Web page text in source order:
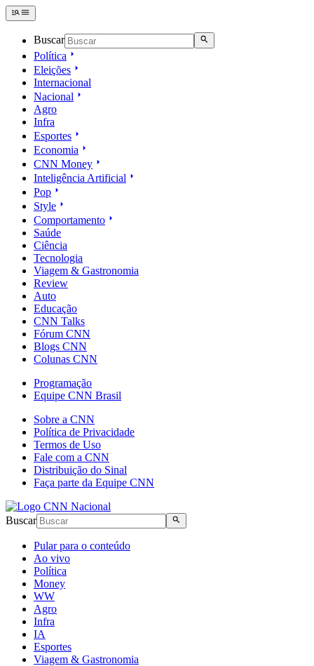
Buscar
Política
Eleições
Internacional
Nacional
Agro
Infra
Esportes
Economia
CNN Money
Inteligência Artificial
Pop
Style
Comportamento
Saúde
Ciência
Tecnologia
Viagem & Gastronomia
Review
Auto
Educação
CNN Talks
Fórum CNN
Blogs CNN
Colunas CNN
Programação
Equipe CNN Brasil
Sobre a CNN
Política de Privacidade
Termos de Uso
Fale com a CNN
Distribuição do Sinal
Faça parte da Equipe CNN
Buscar
Pular para o conteúdo
Ao vivo
Política
Money
WW
Agro
Infra
IA
Esportes
Viagem & Gastronomia